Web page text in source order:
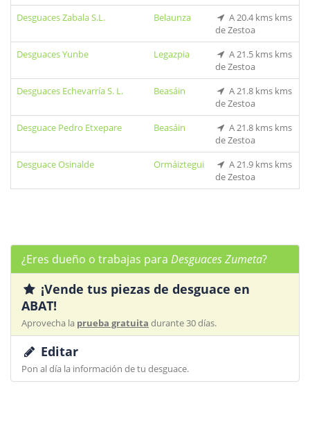
Desguaces Zabala S.L.
Belaunza
A 20.4 kms kms
de Zestoa
Desguaces Yunbe
Legazpia
A 21.5 kms kms
de Zestoa
Desguaces Echevarría S. L.
Beasáin
A 21.8 kms kms
de Zestoa
Desguace Pedro Etxepare
Beasáin
A 21.8 kms kms
de Zestoa
Desguace Osinalde
Ormáiztegui
A 21.9 kms kms
de Zestoa
¿Eres dueño o trabajas para Desguaces Zumeta?
¡Vende tus piezas de desguace en
ABAT!
Aprovecha la prueba gratuita durante 30 días.
Editar
Pon al día la información de tu desguace.